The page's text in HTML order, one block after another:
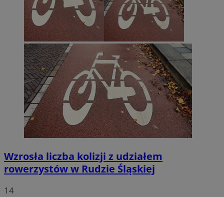
Wzrosła liczba kolizji z udziałem
rowerzystów w Rudzie Śląskiej
14